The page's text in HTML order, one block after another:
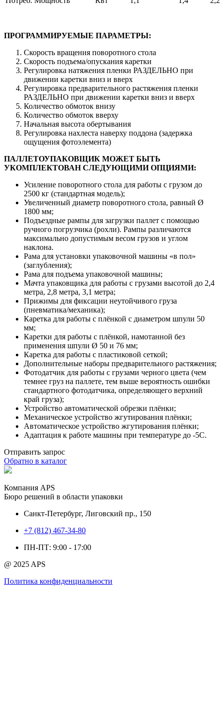
ПРОГРАММИРУЕМЫЕ ПАРАМЕТРЫ:
Скорость вращения поворотного стола
Скорость подъема/опускания каретки
Регулировка натяжения пленки РАЗДЕЛЬНО при
движении каретки вниз и вверх
Регулировка предварительного растяжения пленки
РАЗДЕЛЬНО при движении каретки вниз и вверх
Количество обмоток внизу
Количество обмоток вверху
Начальная высота обертывания
Регулировка нахлеста наверху поддона (задержка
ощущения фотоэлемента)
ПАЛЛЕТОУПАКОВЩИК МОЖЕТ БЫТЬ
УКОМПЛЕКТОВАН СЛЕДУЮЩИМИ ОПЦИЯМИ:
Усиление поворотного стола для работы с грузом до
2500 кг (стандартная модель);
Увеличенный диаметр поворотного стола, равный Ø
1800 мм;
Подъездные рампы для загрузки паллет с помощью
ручного погрузчика (рохли). Рампы различаются
максимально допустимым весом грузов и углом
наклона.
Рама для установки упаковочной машины «в пол»
(заглубления);
Рама для подъема упаковочной машины;
Мачта упаковщика для работы с грузами высотой до 2,4
метра, 2,8 метра, 3,1 метра;
Прижимы для фиксации неутойчивого груза
(пневматика/механика);
Каретка для работы с плёнкой с диаметром шпули 50
мм;
Каретки для работы с плёнкой, намотанной без
применения шпули Ø 50 и 76 мм;
Каретка для работы с пластиковой сеткой;
Дополнительные наборы предварительного растяжения;
Фотодатчик для работы с грузами черного цвета (чем
темнее груз на паллете, тем выше вероятность ошибки
стандартного фотодатчика, определяющего верхний
край груза);
Устройство автоматической обрезки плёнки;
Механическое устройство жгутирования плёнки;
Автоматическое устройство жгутирования плёнки;
Адаптация к работе машины при температуре до -5С.
Отправить запрос
Обратно в каталог
Компания APS
Бюро решений в области упаковки
Санкт-Петербург, Лиговский пр., 150
+7 (812) 467-34-80
ПН-ПТ: 9:00 - 17:00
@ 2025 APS
Политика конфиденциальности